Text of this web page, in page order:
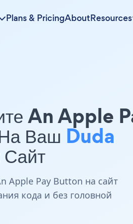
Plans & PricingAboutResources
An Apple
Ваш Duda
Apple Pay Button на сайт
кода и без головной